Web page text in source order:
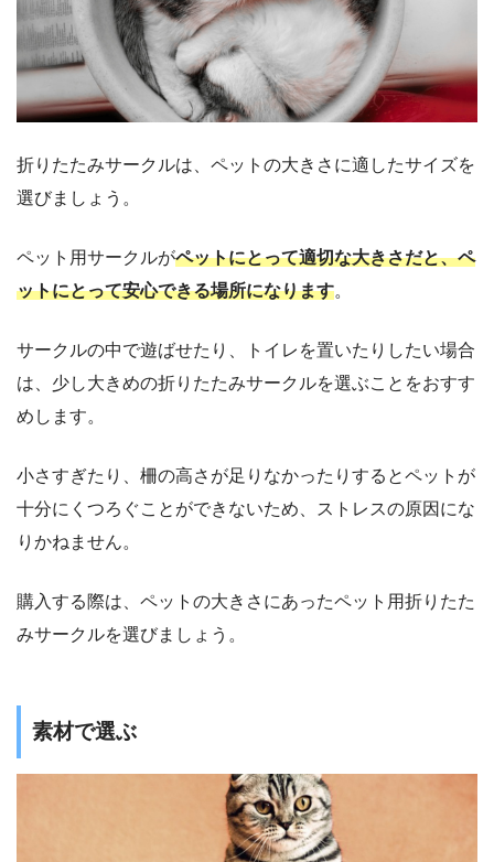
折りたたみサークルは、ペットの大きさに適したサイズを
選びましょう。
ペット用サークルがペットにとって適切な大きさだと、ペ
ットにとって安心できる場所になります。
サークルの中で遊ばせたり、トイレを置いたりしたい場合
は、少し大きめの折りたたみサークルを選ぶことをおすす
めします。
小さすぎたり、柵の高さが足りなかったりするとペットが
十分にくつろぐことができないため、ストレスの原因にな
りかねません。
購入する際は、ペットの大きさにあったペット用折りたた
みサークルを選びましょう。
素材で選ぶ